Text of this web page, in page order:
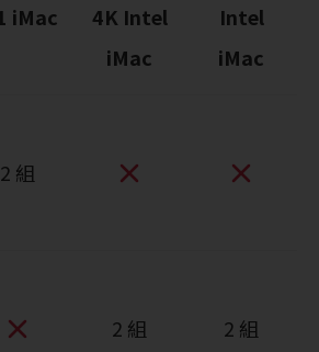
iMac
4K Intel
iMac
Intel
iMac
2 組
2 組 2 組